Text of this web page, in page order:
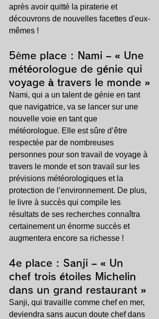
après avoir quitté la piraterie et
découvrons de nouvelles facettes d'eux-
mêmes !
5ème place :
Nami – « Une
météorologue de génie qui
voyage à travers le monde »
Nami, qui a un talent de génie en tant
que navigatrice, va se lancer sur une
nouvelle voie en tant que
météorologue. Elle est sûre d’être
respectée par de nombreuses
personnes pour son travail de voyage à
travers le monde et son travail sur les
prévisions météorologiques et la
protection de l’environnement. De plus,
le livre à succès qui compile les
résultats de ses recherches connaîtra
certainement un énorme succès et
augmentera encore sa richesse !
4e place : Sanji – « Un
chef trois étoiles Michelin
dans un grand restaurant »
Sanji, qui travaille comme chef en mer,
deviendra sans aucun doute chef dans